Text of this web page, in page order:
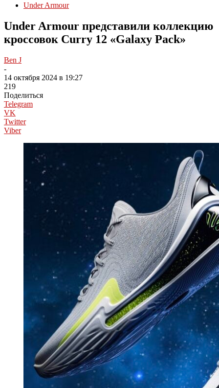
Under Armour
Under Armour представили коллекцию
кроссовок Curry 12 «Galaxy Pack»
Ben J
-
14 октября 2024 в 19:27
219
Поделиться
Telegram
VK
Twitter
Viber